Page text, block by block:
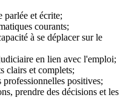
parlée et écrite;
courants;
à se déplacer sur le
en lien avec l'emploi;
clairs et complets;
positives;
prendre des décisions et les